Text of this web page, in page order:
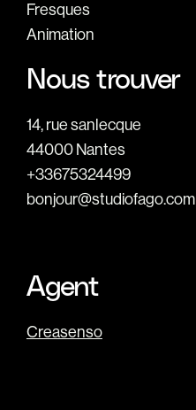
Fresques
Animation
Nous trouver
14, rue sanlecque
44000 Nantes
+33675324499
bonjour@studiofago.com
Agent
Creasenso